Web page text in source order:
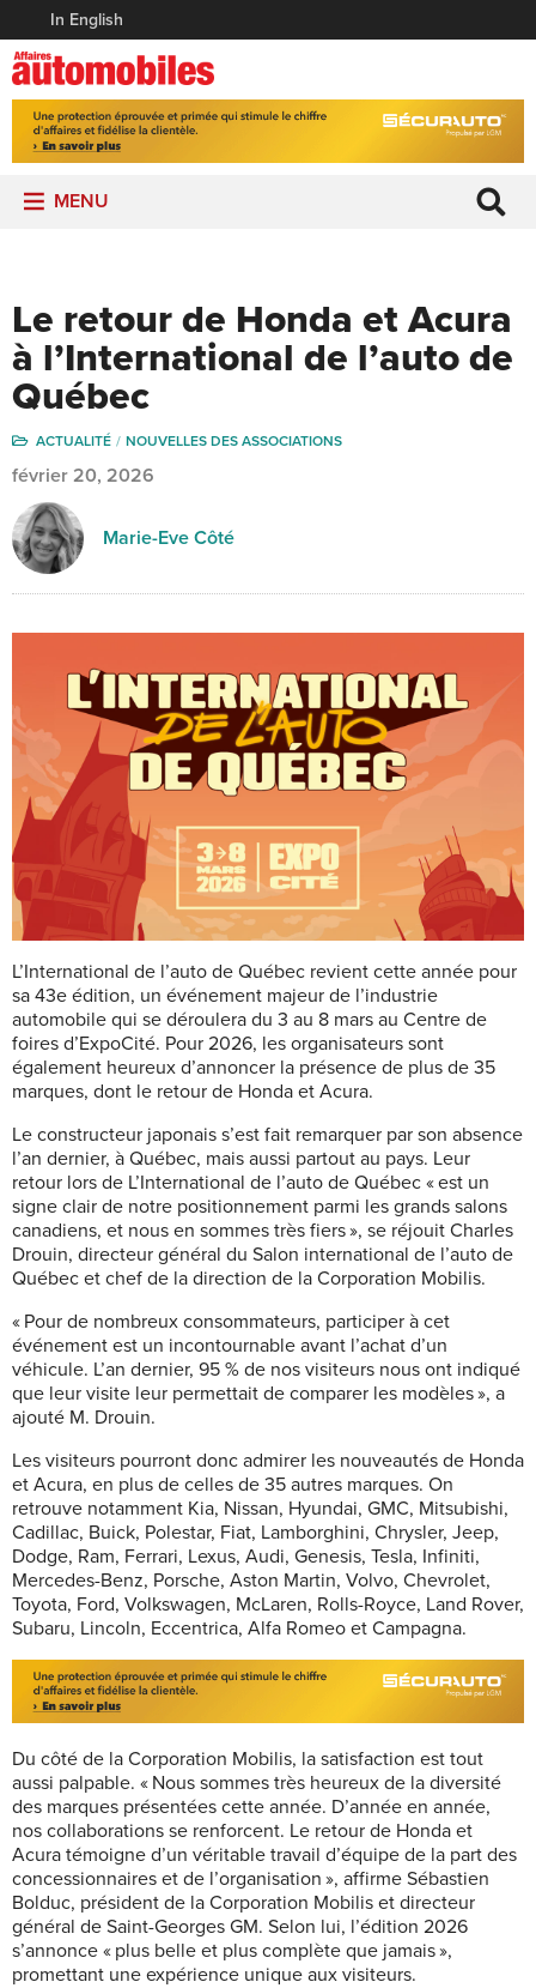
In English
MENU
Le retour de Honda et Acura
à l’International de l’auto de
Québec
ACTUALITÉ NOUVELLES DES ASSOCIATIONS
février 20, 2026
Marie-Eve Côté
L’International de l’auto de Québec revient cette année pour
sa 43e édition, un événement majeur de l’industrie
automobile qui se déroulera du 3 au 8 mars au Centre de
foires d’ExpoCité. Pour 2026, les organisateurs sont
également heureux d’annoncer la présence de plus de 35
marques, dont le retour de Honda et Acura.
Le constructeur japonais s’est fait remarquer par son absence
l’an dernier, à Québec, mais aussi partout au pays. Leur
retour lors de L’International de l’auto de Québec « est un
signe clair de notre positionnement parmi les grands salons
canadiens, et nous en sommes très fiers », se réjouit Charles
Drouin, directeur général du Salon international de l’auto de
Québec et chef de la direction de la Corporation Mobilis.
« Pour de nombreux consommateurs, participer à cet
événement est un incontournable avant l’achat d’un
véhicule. L’an dernier, 95 % de nos visiteurs nous ont indiqué
que leur visite leur permettait de comparer les modèles », a
ajouté M. Drouin.
Les visiteurs pourront donc admirer les nouveautés de Honda
et Acura, en plus de celles de 35 autres marques. On
retrouve notamment Kia, Nissan, Hyundai, GMC, Mitsubishi,
Cadillac, Buick, Polestar, Fiat, Lamborghini, Chrysler, Jeep,
Dodge, Ram, Ferrari, Lexus, Audi, Genesis, Tesla, Infiniti,
Mercedes-Benz, Porsche, Aston Martin, Volvo, Chevrolet,
Toyota, Ford, Volkswagen, McLaren, Rolls-Royce, Land Rover,
Subaru, Lincoln, Eccentrica, Alfa Romeo et Campagna.
Du côté de la Corporation Mobilis, la satisfaction est tout
aussi palpable. « Nous sommes très heureux de la diversité
des marques présentées cette année. D’année en année,
nos collaborations se renforcent. Le retour de Honda et
Acura témoigne d’un véritable travail d’équipe de la part des
concessionnaires et de l’organisation », affirme Sébastien
Bolduc, président de la Corporation Mobilis et directeur
général de Saint-Georges GM. Selon lui, l’édition 2026
s’annonce « plus belle et plus complète que jamais »,
promettant une expérience unique aux visiteurs.